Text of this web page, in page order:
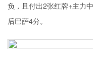
负，且付出2张红牌+主力
后巴萨4分。